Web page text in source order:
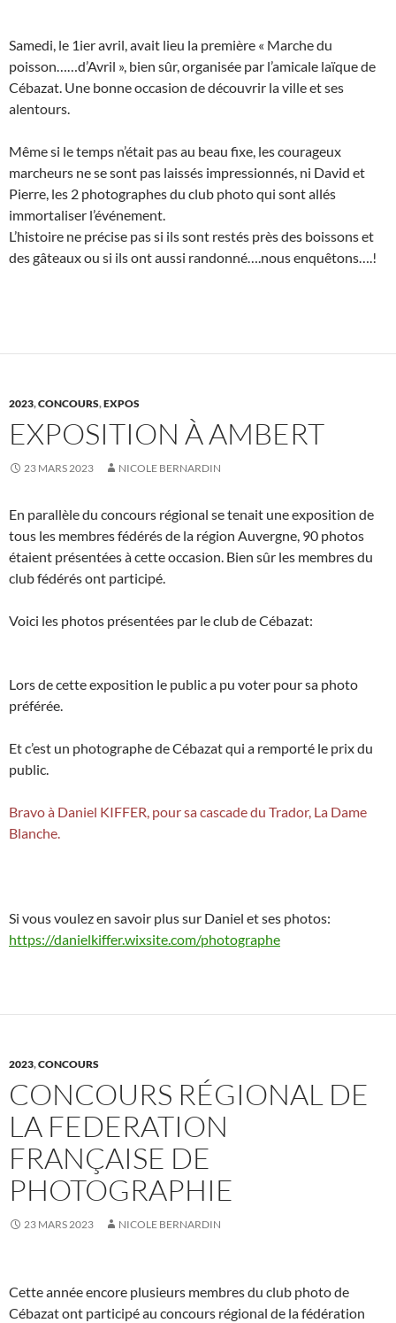
Samedi, le 1ier avril, avait lieu la première « Marche du
poisson……d’Avril », bien sûr, organisée par l’amicale laïque de
Cébazat. Une bonne occasion de découvrir la ville et ses
alentours.
Même si le temps n’était pas au beau fixe, les courageux
marcheurs ne se sont pas laissés impressionnés, ni David et
Pierre, les 2 photographes du club photo qui sont allés
immortaliser l’événement.
L’histoire ne précise pas si ils sont restés près des boissons et
des gâteaux ou si ils ont aussi randonné….nous enquêtons….!
2023,CONCOURS,EXPOS
EXPOSITION À AMBERT
23 MARS 2023 NICOLE BERNARDIN
En parallèle du concours régional se tenait une exposition de
tous les membres fédérés de la région Auvergne, 90 photos
étaient présentées à cette occasion. Bien sûr les membres du
club fédérés ont participé.
Voici les photos présentées par le club de Cébazat:
Lors de cette exposition le public a pu voter pour sa photo
préférée.
Et c’est un photographe de Cébazat qui a remporté le prix du
public.
Bravo à Daniel KIFFER, pour sa cascade du Trador, La Dame
Blanche.
Si vous voulez en savoir plus sur Daniel et ses photos:
https://danielkiffer.wixsite.com/photographe
2023,CONCOURS
CONCOURS RÉGIONAL DE
LA FEDERATION
FRANÇAISE DE
PHOTOGRAPHIE
23 MARS 2023 NICOLE BERNARDIN
Cette année encore plusieurs membres du club photo de
Cébazat ont participé au concours régional de la fédération